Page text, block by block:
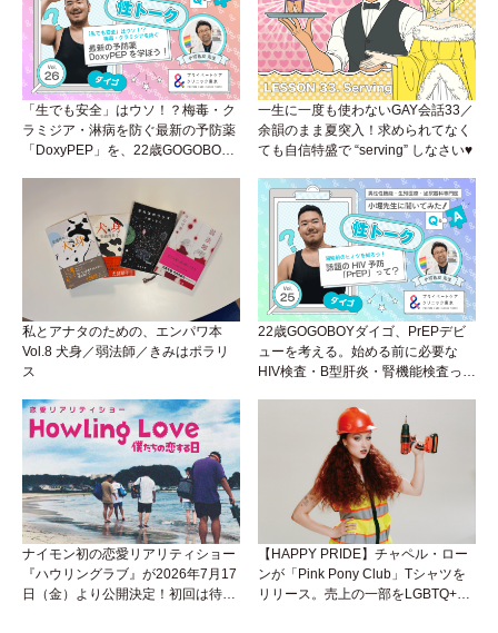
「生でも安全」はウソ！？梅毒・ク
ラミジア・淋病を防ぐ最新の予防薬
「DoxyPEP」を、22歳GOGOBOY
（Vol.26）
一生に一度も使わないGAY会話33／
余韻のまま夏突入！求められてなく
ても自信特盛で “serving” しなさい♥
私とアナタのための、エンパワ本
Vol.8 犬身／弱法師／きみはポラリ
ス
22歳GOGOBOYダイゴ、PrEPデビ
ューを考える。始める前に必要な
HIV検査・B型肝炎・腎機能検査っ
性トーク～聞きにくいことは小堀先
生に聞けばイイ！（Vol.25）
ナイモン初の恋愛リアリティショー
『ハウリングラブ』が2026年7月17
日（金）より公開決定！初回は待望
【HAPPY PRIDE】チャペル・ロー
ンが「Pink Pony Club」Tシャツを
リリース。売上の一部をLGBTQ+＆